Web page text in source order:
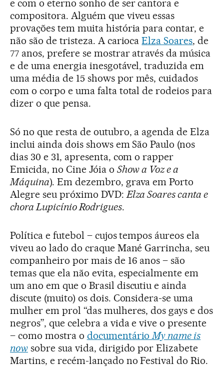
e com o eterno sonho de ser cantora e
compositora. Alguém que viveu essas
provações tem muita história para contar, e
não são de tristeza. A cariocaElza Soares, de
77 anos, prefere se mostrar através da música
e de uma energia inesgotável, traduzida em
uma média de 15 shows por mês, cuidados
com o corpo e uma falta total de rodeios para
dizer o que pensa.
Só no que resta de outubro, a agenda de Elza
inclui ainda dois shows em São Paulo (nos
dias 30 e 31, apresenta, com o rapper
Emicida, no Cine Jóia o Show a Voz e a
Máquina). Em dezembro, grava em Porto
Alegre seu próximo DVD:Elza Soares canta e
chora Lupicínio Rodrigues.
Política e futebol – cujos tempos áureos ela
viveu ao lado do craque Mané Garrincha, seu
companheiro por mais de 16 anos – são
temas que ela não evita, especialmente em
um ano em que o Brasil discutiu e ainda
discute (muito) os dois. Considera-se uma
mulher em prol “das mulheres, dos gays e dos
negros”, que celebra a vida e vive o presente
– como mostra o documentárioMy name is
nowsobre sua vida, dirigido por Elizabete
Martins, e recém-lançado no Festival do Rio.